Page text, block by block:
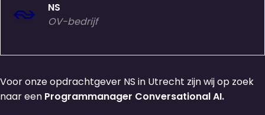
NS
OV-bedrijf
Voor onze opdrachtgever NS in Utrecht zijn wij op zoek
naar een Programmanager Conversational AI.